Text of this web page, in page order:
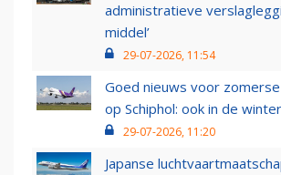
administratieve
middel’
29-07-2026, 11:54
Goed nieuws voor
op Schiphol: ook in de
29-07-2026, 11:20
Japanse